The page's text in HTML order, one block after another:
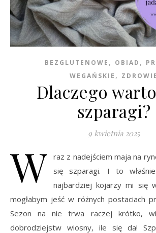
BEZGLUTENOWE , OBIAD ,
WEGAŃSKIE , ZDROWIE
Dlaczego
szparagi?
9 kwietnia 2025
W raz z nadejściem maja na
się szparagi. I to
najbardziej kojarzy mi się
mogłabym jeść w różnych postaciach
Sezon na nie trwa raczej krótko,
dobrodziejstw wiosny, ile się da!